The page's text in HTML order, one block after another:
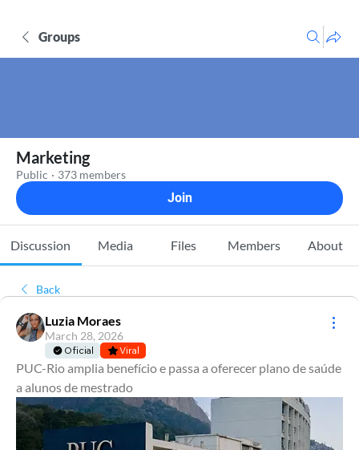
Groups
Marketing
Public · 373 members
Join
Discussion Media Files Members About
Back
Luzia Moraes
March 28, 2026
Oficial Viral
PUC-Rio amplia benefício e passa a oferecer plano de saúde
a alunos de mestrado